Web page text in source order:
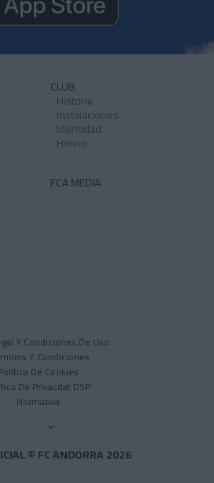
CLUB
Historia
Instalaciones
Identidad
Himno
FCA MEDIA
Y Condiciones De Uso
Y Condiciones
De Cookies
De Privacitat DSP
Normativa
© FC ANDORRA 2026